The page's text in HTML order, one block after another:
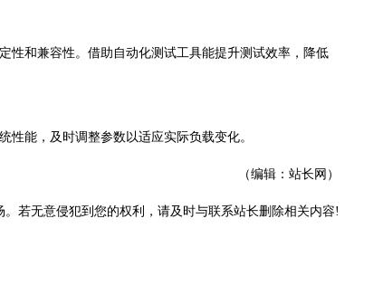
和兼容性。借助自动化测试工具能提升测试效率，降低
能，及时调整参数以适应实际负载变化。
（编辑：站长网）
若无意侵犯到您的权利，请及时与联系站长删除相关内容!